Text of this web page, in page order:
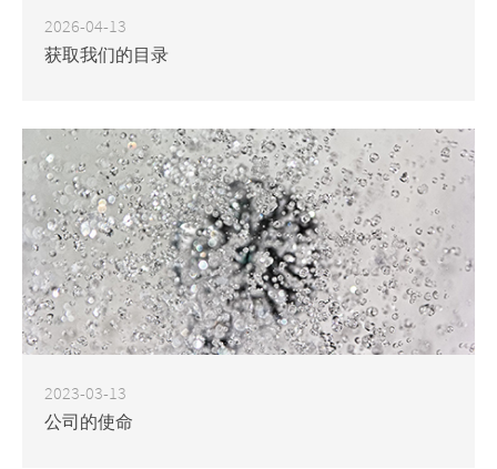
2026-04-13
获取我们的目录
2023-03-13
公司的使命